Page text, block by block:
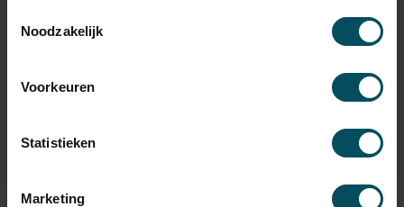
Noodzakelijk
Voorkeuren
Statistieken
Marketing
plissée inclinée sur le
rail inférieur
39,95
moustiquaire plissée